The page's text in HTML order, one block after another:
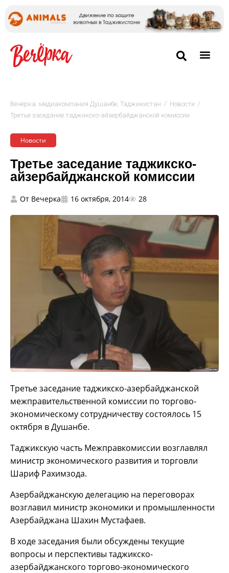
Вечёрка: медиакомпания Душанбе, Таджикистан / Новости /
Третье заседание таджикско-айзербайджанской комиссии
Новости
Третье заседание таджикско-
айзербайджанской комиссии
От Вечерка 16 октября, 2014 28
Третье заседание таджикско-азербайджанской
межправительственной комиссии по торгово-
экономическому сотрудничеству состоялось 15
октября в Душанбе.
Таджикскую часть Межправкомиссии возглавлял
министр экономического развития и торговли
Шариф Рахимзода.
Азербайджанскую делегацию на переговорах
возглавил министр экономики и промышленности
Азербайджана Шахин Мустафаев.
В ходе заседания были обсуждены текущие
вопросы и перспективы таджикско-
азербайджанского торгово-экономического